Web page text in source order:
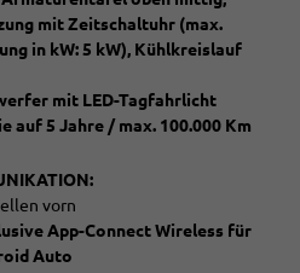
mit Zeitschaltuhr (max.
in kW: 5 kW), Kühlkreislauf
mit LED-Tagfahrlicht
auf 5 Jahre / max. 100.000 Km
vorn
App-Connect Wireless für
Auto